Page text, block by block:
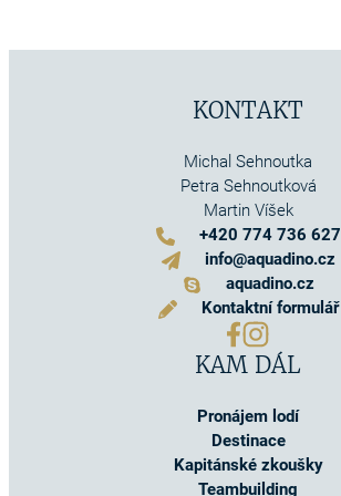
KONTAKT
Michal Sehnoutka
Petra Sehnoutková
Martin Víšek
+420 774 736 627
info@aquadino.cz
aquadino.cz
Kontaktní formulář
KAM DÁL
Pronájem lodí
Destinace
Kapitánské zkoušky
Teambuilding